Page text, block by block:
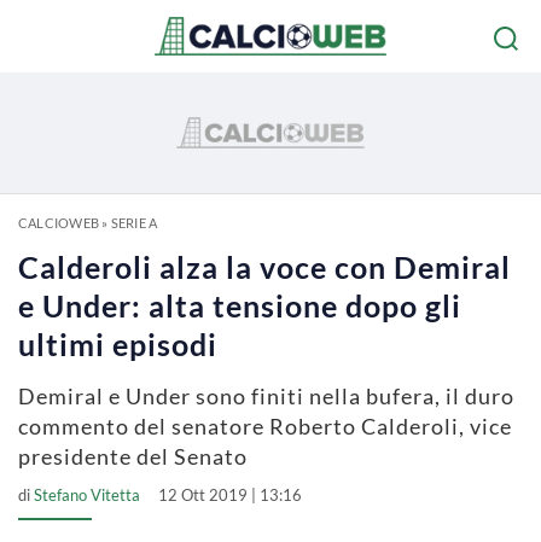
CALCIOWEB» SERIE A
Calderoli alza la voce con Demiral
e Under: alta tensione dopo gli
ultimi episodi
Demiral e Under sono finiti nella bufera, il duro
commento del senatore Roberto Calderoli, vice
presidente del Senato
diStefano Vitetta 12 Ott 2019 | 13:16